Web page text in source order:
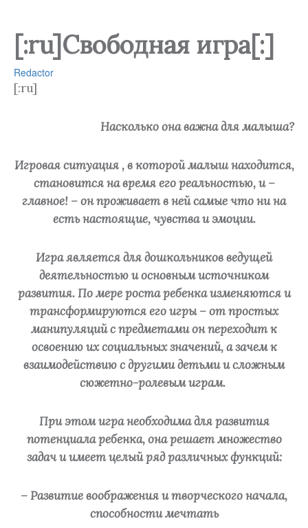
[:ru]Свободная игра[:]
Redactor
[:ru]
Насколько она важна для малыша?
Игровая ситуация , в которой малыш находится,
становится на время его реальностью, и –
главное! – он проживает в ней самые что ни на
есть настоящие, чувства и эмоции.
Игра является для дошкольников ведущей
деятельностью и основным источником
развития. По мере роста ребенка изменяются и
трансформируются его игры – от простых
манипуляций с предметами он переходит к
освоению их социальных значений, а зачем к
взаимодействию с другими детьми и сложным
сюжетно-ролевым играм.
При этом игра необходима для развития
потенциала ребенка, она решает множество
задач и имеет целый ряд различных функций:
– Развитие воображения и творческого начала,
способности мечтать